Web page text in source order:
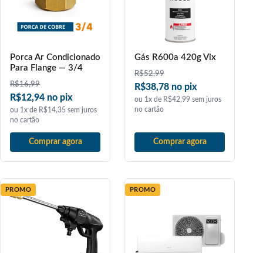
Porca Ar Condicionado
Para Flange — 3/4
R$16,99
R$12,94 no pix
ou 1x de R$14,35 sem juros
no cartão
Comprar agora
Gás R600a 420g Vix
R$52,99
R$38,78 no pix
ou 1x de R$42,99 sem juros
no cartão
Comprar agora
PROMO PROMO